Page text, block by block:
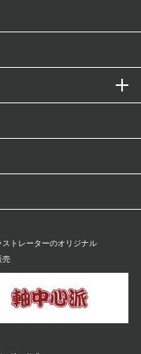
ストレーターのオリジナル
売